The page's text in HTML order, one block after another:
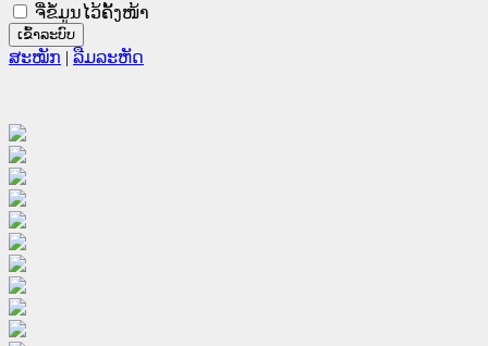
ຈື່ຂໍ້ມູນໄວ້ຄັ້ງໜ້າ
ສະໝັກ | ລືມລະຫັດ